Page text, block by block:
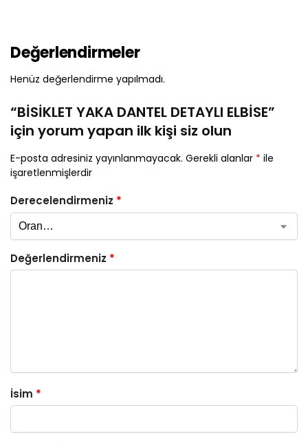
Değerlendirmeler
Henüz değerlendirme yapılmadı.
“BİSİKLET YAKA DANTEL DETAYLI ELBİSE”
için yorum yapan ilk kişi siz olun
E-posta adresiniz yayınlanmayacak. Gerekli alanlar * ile
işaretlenmişlerdir
Derecelendirmeniz *
Değerlendirmeniz *
İsim *